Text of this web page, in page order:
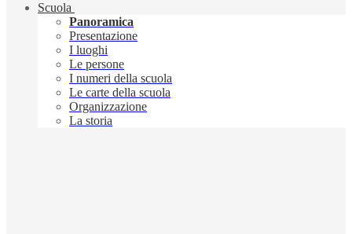
Scuola
Panoramica
Presentazione
I luoghi
Le persone
I numeri della scuola
Le carte della scuola
Organizzazione
La storia